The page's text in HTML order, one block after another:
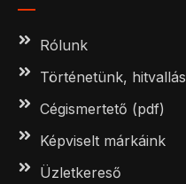
Rólunk
Történetünk, hitvallás
Cégismertető (pdf)
Képviselt márkáink
Üzletkereső